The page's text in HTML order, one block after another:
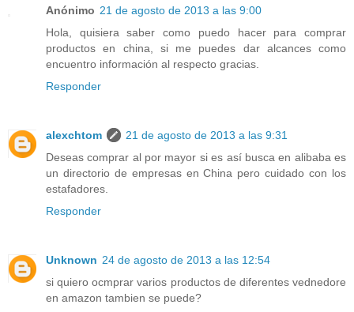
Anónimo 21 de agosto de 2013 a las 9:00
Hola, quisiera saber como puedo hacer para comprar
productos en china, si me puedes dar alcances como
encuentro información al respecto gracias.
Responder
alexchtom
21 de agosto de 2013 a las 9:31
Deseas comprar al por mayor si es así busca en alibaba es
un directorio de empresas en China pero cuidado con los
estafadores.
Responder
Unknown 24 de agosto de 2013 a las 12:54
si quiero ocmprar varios productos de diferentes vednedore
en amazon tambien se puede?